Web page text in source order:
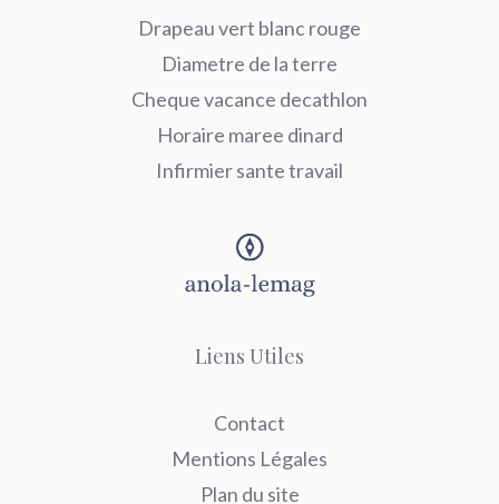
Drapeau vert blanc rouge
Diametre de la terre
Cheque vacance decathlon
Horaire maree dinard
Infirmier sante travail
Liens Utiles
Contact
Mentions Légales
Plan du site